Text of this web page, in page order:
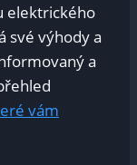
elektrického
své výhody a
a
vám